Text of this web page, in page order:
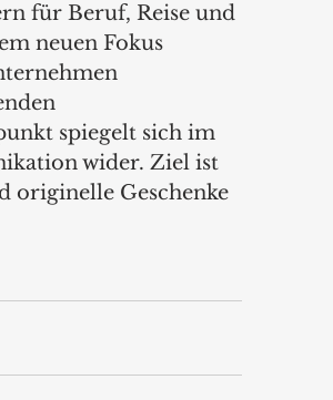
für Beruf, Reise und
neuen Fokus
spiegelt sich im
wider. Ziel ist
originelle Geschenke